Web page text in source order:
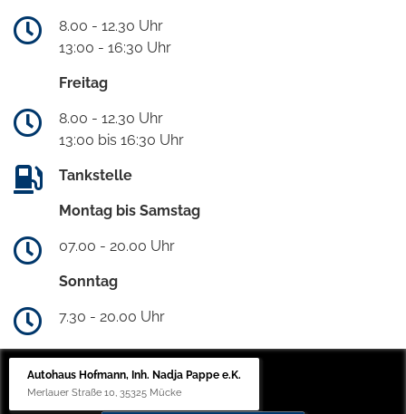
8.00 - 12.30 Uhr
13:00 - 16:30 Uhr
Freitag
8.00 - 12.30 Uhr
13:00 bis 16:30 Uhr
Tankstelle
Montag bis Samstag
07.00 - 20.00 Uhr
Sonntag
7.30 - 20.00 Uhr
Autohaus Hofmann, Inh. Nadja Pappe e.K.
Merlauer Straße 10, 35325 Mücke